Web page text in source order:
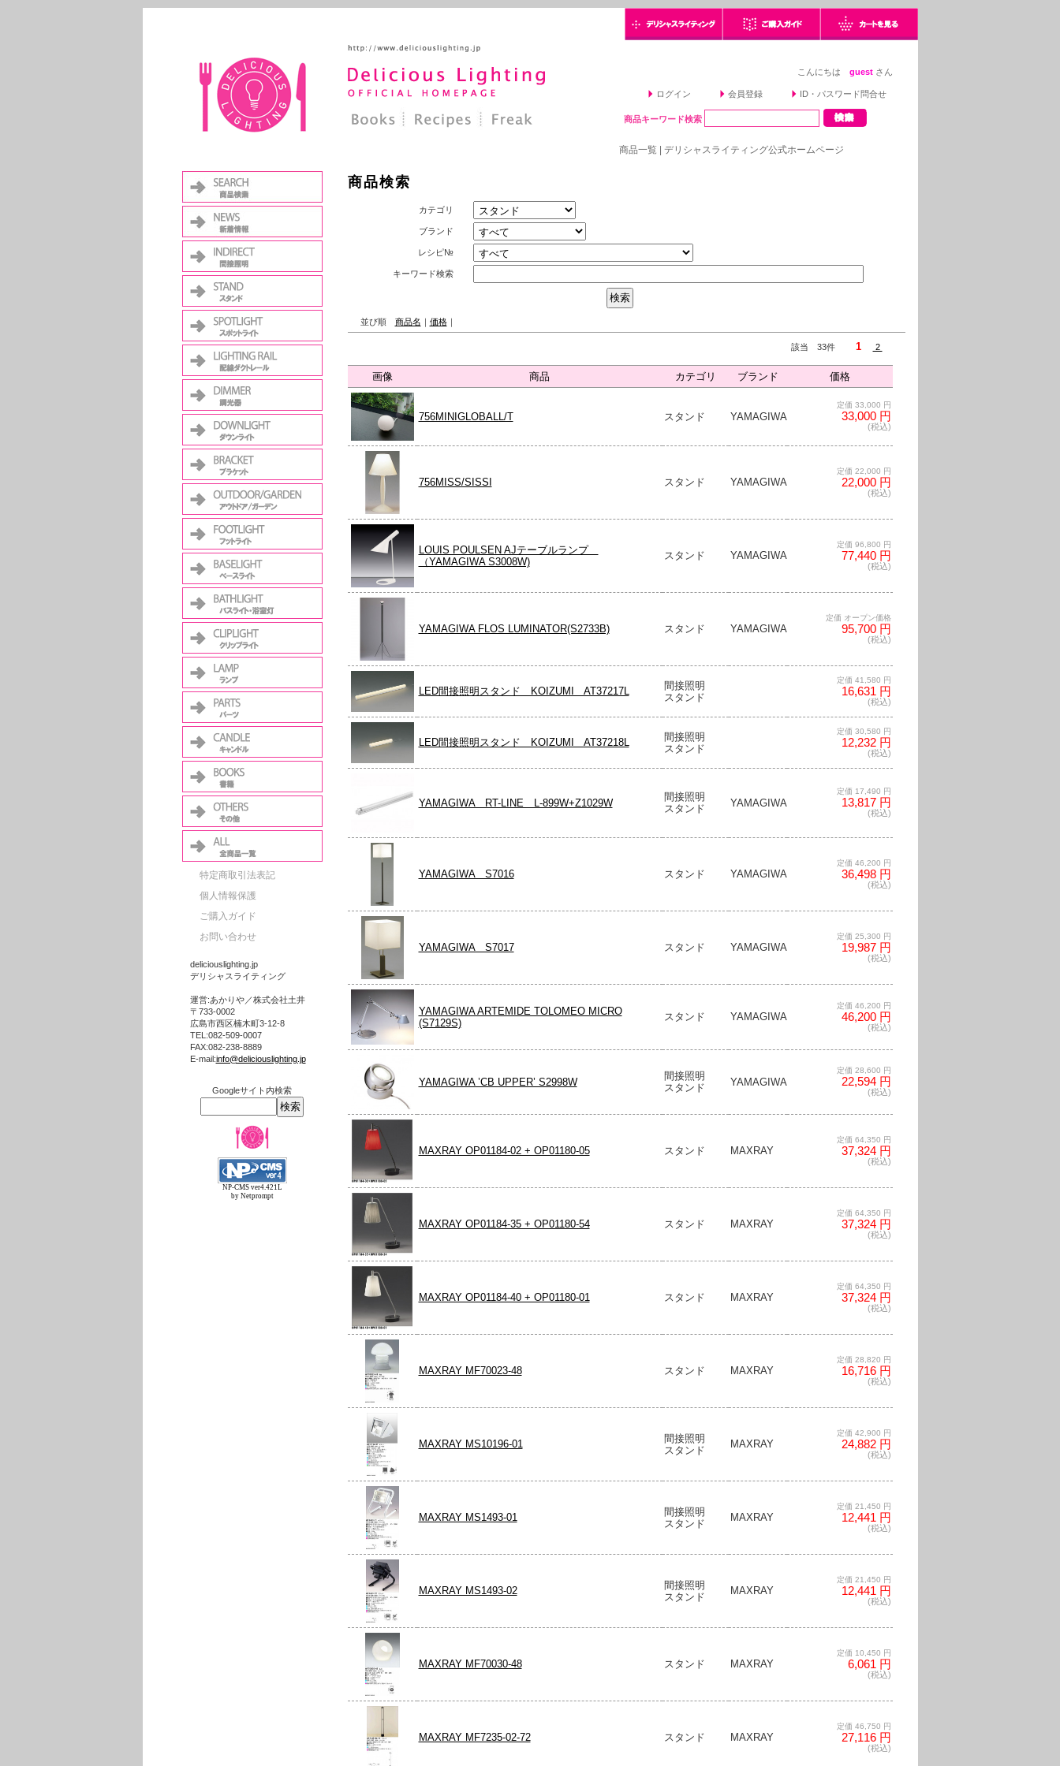
特定商取引法表記
個人情報保護
ご購入ガイド
お問い合わせ
deliciouslighting.jp
デリシャスライティング
運営:あかりや／株式会社土井
〒733-0002
広島市西区楠木町3-12-8
TEL:082-509-0007
FAX:082-238-8889
E-mail:info@deliciouslighting.jp
Googleサイト内検索
NP-CMS ver4.421L
by Netprompt
こんにちは guestさん
ID・パスワード問合せ
会員登録
ログイン
商品キーワード検索
商品一覧 | デリシャスライティング公式ホームページ
商品検索
カテゴリ
ブランド
レシピ№
キーワード検索
並び順 商品名 ｜ 価格｜
該当 33件 1 2
画像 商品 カテゴリ ブランド 価格
756MINIGLOBALL/T スタンド YAMAGIWA
定価 33,000 円
33,000 円
(税込)
756MISS/SISSI スタンド YAMAGIWA
定価 22,000 円
22,000 円
(税込)
LOUIS POULSEN AJテーブルランプ
（YAMAGIWA S3008W)
スタンド YAMAGIWA
定価 96,800 円
77,440 円
(税込)
YAMAGIWA FLOS LUMINATOR(S2733B) スタンド YAMAGIWA
定価 オープン価格
95,700 円
(税込)
LED間接照明スタンド KOIZUMI AT37217L
間接照明
スタンド
定価 41,580 円
16,631 円
(税込)
LED間接照明スタンド KOIZUMI AT37218L
間接照明
スタンド
定価 30,580 円
12,232 円
(税込)
YAMAGIWA RT-LINE L-899W+Z1029W
間接照明
スタンド
YAMAGIWA
定価 17,490 円
13,817 円
(税込)
YAMAGIWA S7016 スタンド YAMAGIWA
定価 46,200 円
36,498 円
(税込)
YAMAGIWA S7017 スタンド YAMAGIWA
定価 25,300 円
19,987 円
(税込)
YAMAGIWA ARTEMIDE TOLOMEO MICRO
(S7129S)
スタンド YAMAGIWA
定価 46,200 円
46,200 円
(税込)
YAMAGIWA ’CB UPPER’ S2998W
間接照明
スタンド
YAMAGIWA
定価 28,600 円
22,594 円
(税込)
MAXRAY OP01184-02 + OP01180-05 スタンド MAXRAY
定価 64,350 円
37,324 円
(税込)
MAXRAY OP01184-35 + OP01180-54 スタンド MAXRAY
定価 64,350 円
37,324 円
(税込)
MAXRAY OP01184-40 + OP01180-01 スタンド MAXRAY
定価 64,350 円
37,324 円
(税込)
MAXRAY MF70023-48 スタンド MAXRAY
定価 28,820 円
16,716 円
(税込)
MAXRAY MS10196-01
間接照明
スタンド
MAXRAY
定価 42,900 円
24,882 円
(税込)
MAXRAY MS1493-01
間接照明
スタンド
MAXRAY
定価 21,450 円
12,441 円
(税込)
MAXRAY MS1493-02
間接照明
スタンド
MAXRAY
定価 21,450 円
12,441 円
(税込)
MAXRAY MF70030-48 スタンド MAXRAY
定価 10,450 円
6,061 円
(税込)
MAXRAY MF7235-02-72 スタンド MAXRAY
定価 46,750 円
27,116 円
(税込)